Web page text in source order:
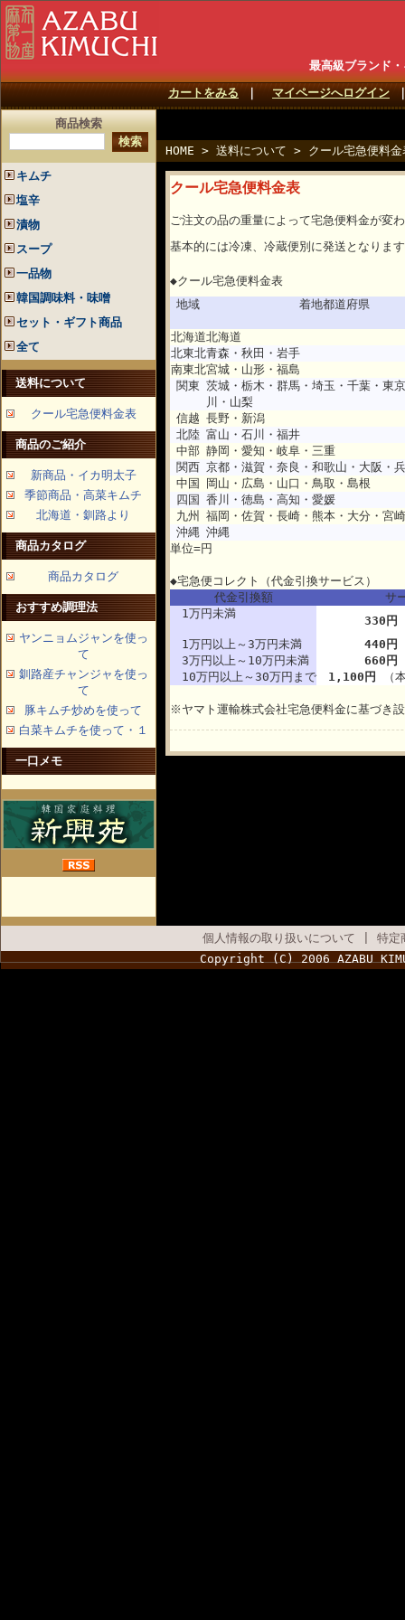
最高級ブランド
カートをみる｜ マイページへログイン
商品検索
キムチ
塩辛
漬物
スープ
一品物
韓国調味料・味噌
セット・ギフト商品
全て
送料について
クール宅急便料金表
商品のご紹介
新商品・イカ明太子
季節商品・高菜キムチ
北海道・釧路より
商品カタログ
商品カタログ
おすすめ調理法
ヤンニョムジャンを使っ
て
釧路産チャンジャを使っ
て
豚キムチ炒めを使って
白菜キムチを使って・１
一口メモ
HOME > 送料について > クール宅急便料金
クール宅急便料金表
ご注文の品の重量によって宅急便料金が変
基本的には冷凍、冷蔵便別に発送となりま
◆クール宅急便料金表
地域
着地都道府県
北海道北海道
北東北青森・秋田・岩手
南東北宮城・山形・福島
関東 茨城・栃木・群馬・埼玉・千葉・東
川・山梨
信越 長野・新潟
北陸 富山・石川・福井
中部 静岡・愛知・岐阜・三重
関西 京都・滋賀・奈良・和歌山・大阪・
中国
岡山・広島・山口・鳥取・島根
四国 香川・徳島・高知・愛媛
九州
福岡・佐賀・長崎・熊本・大分・宮
沖縄 沖縄
単位=円
◆宅急便コレクト（代金引換サービス）
代金引換額
サ
1万円未満
330円
1万円以上～3万円未満
440円
3万円以上～10万円未満
660円
10万円以上～30万円まで
1,100円 （
※ヤマト運輸株式会社宅急便料金に基づき
個人情報の取り扱いについて
特定
Copyright (C) 2006 AZABU